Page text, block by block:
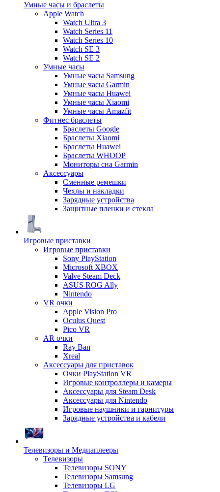
Умные часы и браслеты
Apple Watch
Watch Ultra 3
Watch Series 11
Watch Series 10
Watch SE 3
Watch SE 2
Умные часы
Умные часы Samsung
Умные часы Garmin
Умные часы Huawei
Умные часы Xiaomi
Умные часы Amazfit
Фитнес браслеты
Браслеты Google
Браслеты Xiaomi
Браслеты Huawei
Браслеты WHOOP
Мониторы сна Garmin
Аксессуары
Сменные ремешки
Чехлы и накладки
Зарядные устройства
Защитные пленки и стекла
Игровые приставки
Игровые приставки
Sony PlayStation
Microsoft XBOX
Valve Steam Deck
ASUS ROG Ally
Nintendo
VR очки
Apple Vision Pro
Oculus Quest
Pico VR
AR очки
Ray Ban
Xreal
Аксессуары для приставок
Очки PlayStation VR
Игровые контроллеры и камеры
Аксессуары для Steam Desk
Аксессуары для Nintendo
Игровые наушники и гарнитуры
Зарядные устройства и кабели
Телевизоры и Медиаплееры
Телевизоры
Телевизоры SONY
Телевизоры Samsung
Телевизоры LG